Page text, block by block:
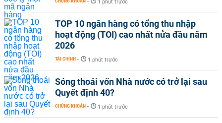
1 phút trước
TOP 10 ngân hàng có tổng thu nhập
hoạt động (TOI) cao nhất nửa đầu năm
2026
TÀI CHÍNH - 1 phút trước
Sóng thoái vốn Nhà nước có trở lại sau
Quyết định 40?
CHỨNG KHOÁN - 1 phút trước